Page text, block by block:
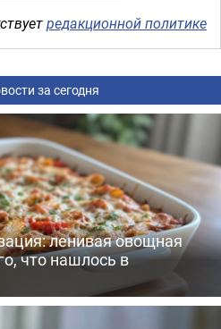
редакционной политике
за сегодня
ленивая овощная
что нашлось в